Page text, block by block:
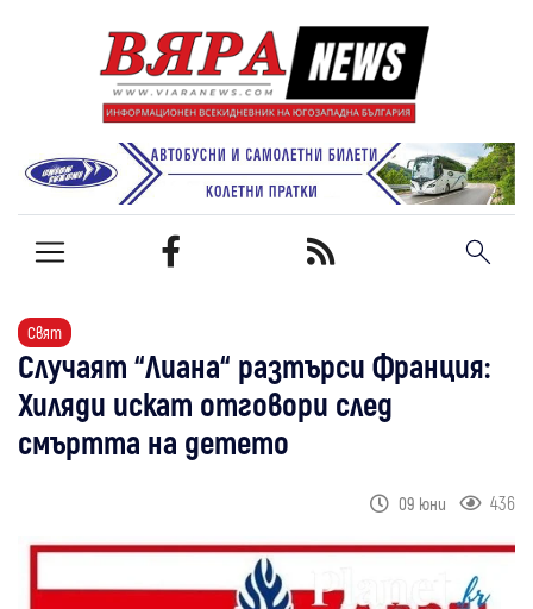
Свят
Случаят “Лиана“ разтърси Франция:
Хиляди искат отговори след
смъртта на детето
09 юни 436